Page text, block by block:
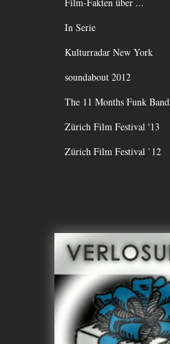
In Serie
Kulturradar New York
soundabout 2012
The 11 Months Funk Band
Zürich Film Festival '13
Zürich Film Festival `12